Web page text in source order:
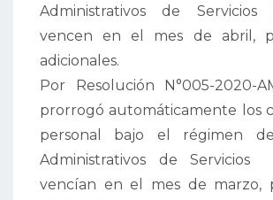
Administrativos de Servicios
vencen en el mes de abril,
adicionales.
Por Resolución N°005-2020-
prorrogó automáticamente los
personal bajo el régimen
Administrativos de Servicios
vencían en el mes de marzo,